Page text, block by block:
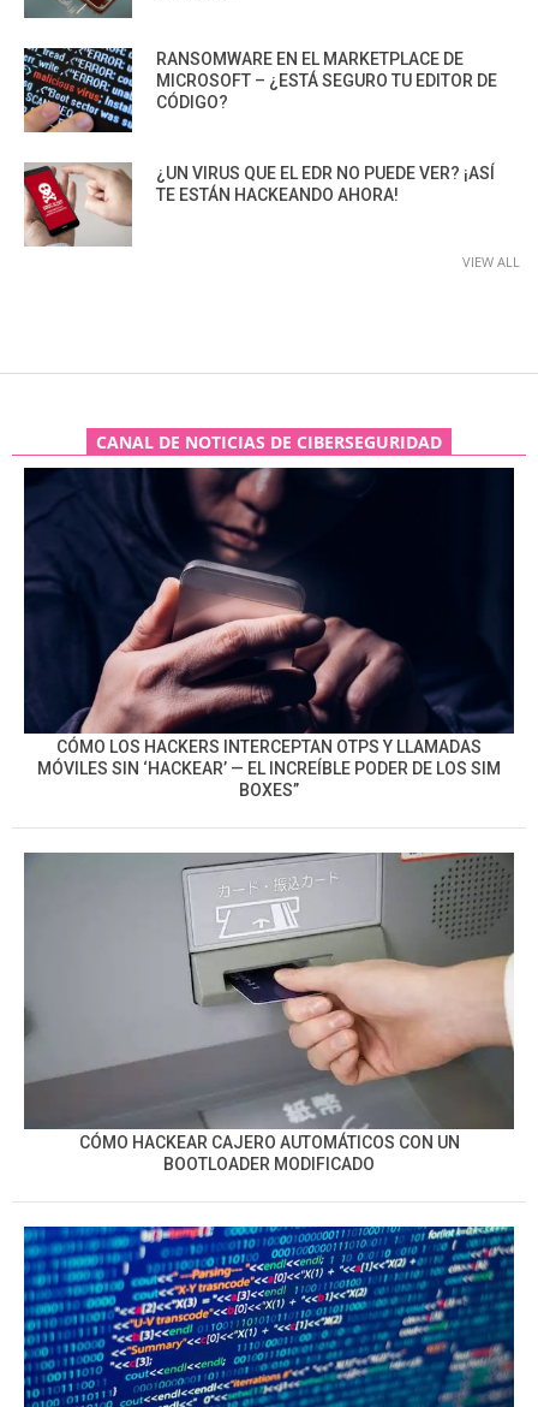
RANSOMWARE EN EL MARKETPLACE DE
MICROSOFT – ¿ESTÁ SEGURO TU EDITOR DE
CÓDIGO?
¿UN VIRUS QUE EL EDR NO PUEDE VER? ¡ASÍ
TE ESTÁN HACKEANDO AHORA!
VIEW ALL
CANAL DE NOTICIAS DE CIBERSEGURIDAD
CÓMO LOS HACKERS INTERCEPTAN OTPS Y LLAMADAS
MÓVILES SIN ‘HACKEAR’ — EL INCREÍBLE PODER DE LOS SIM
BOXES”
CÓMO HACKEAR CAJERO AUTOMÁTICOS CON UN
BOOTLOADER MODIFICADO